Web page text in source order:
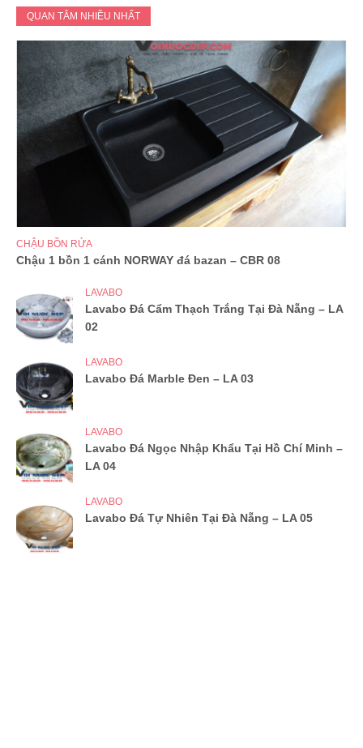
QUAN TÂM NHIỀU NHẤT
CHẬU BỒN RỬA
Chậu 1 bồn 1 cánh NORWAY đá bazan – CBR 08
LAVABO
Lavabo Đá Cẩm Thạch Trắng Tại Đà Nẵng – LA
02
LAVABO
Lavabo Đá Marble Đen – LA 03
LAVABO
Lavabo Đá Ngọc Nhập Khẩu Tại Hồ Chí Minh –
LA 04
LAVABO
Lavabo Đá Tự Nhiên Tại Đà Nẵng – LA 05